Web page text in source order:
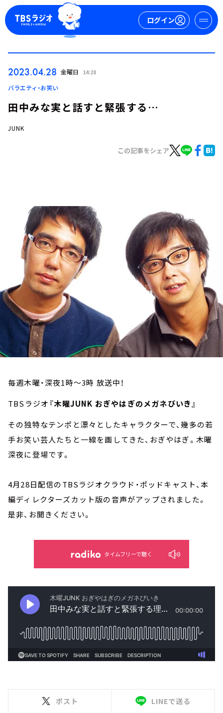
ログイン
ログイン
トピックス
TBS Podcast
お知らせ
イベント・グッズ
YouTube
会社情報
2023.04.28 金曜日 14:28
バラエティ・お笑い
田中みな実と話すと緊張する…
JUNK
この記事をシェア
毎週木曜・深夜1時～3時 放送中！
TBSラジオ 『木曜JUNK おぎやはぎのメガネびいき』
その独特なテンポと漂々としたキャラクターで、幾多の若
手お笑い芸人たちと一線を画してきた、おぎやはぎ。木曜
深夜に登場です。
4月28日配信のTBSラジオクラウド・ポッドキャスト、本
編ディレクターズカット版の音声がアップされました。
是非、お聞きください。
タイムフリーで聴く
ポスト LINEで送る